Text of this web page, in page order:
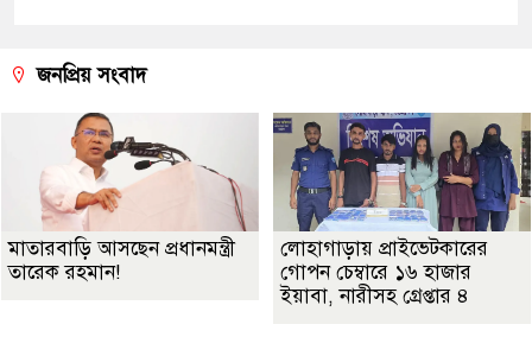
জনপ্রিয় সংবাদ
মাতারবাড়ি আসছেন প্রধানমন্ত্রী
তারেক রহমান!
লোহাগাড়ায় প্রাইভেটকারের
গোপন চেম্বারে ১৬ হাজার
ইয়াবা, নারীসহ গ্রেপ্তার ৪